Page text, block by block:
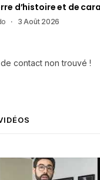
d’histoire et de
3 Août 2026
contact non trouvé !